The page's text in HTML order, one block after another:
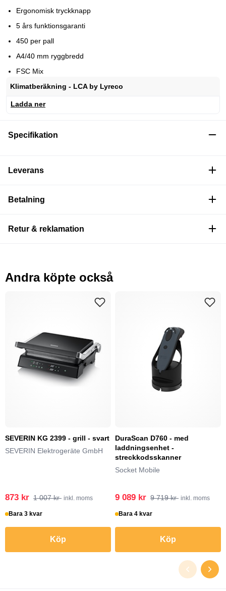
Ergonomisk tryckknapp
5 års funktionsgaranti
450 per pall
A4/40 mm ryggbredd
FSC Mix
Klimatberäkning - LCA by Lyreco
Ladda ner
Specifikation
Leverans
Betalning
Retur & reklamation
Andra köpte också
SEVERIN KG 2399 - grill - svart
SEVERIN Elektrogeräte GmbH
873 kr 1 007 kr inkl. moms
Bara 3 kvar
Köp
DuraScan D760 - med
laddningsenhet -
streckkodsskanner
Socket Mobile
9 089 kr 9 719 kr inkl. moms
Bara 4 kvar
Köp